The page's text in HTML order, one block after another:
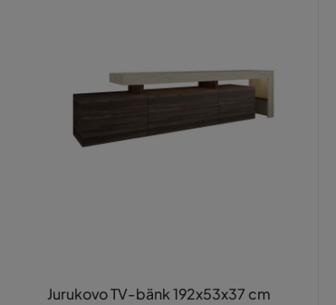
Jurukovo TV-bänk 192x53x37 cm